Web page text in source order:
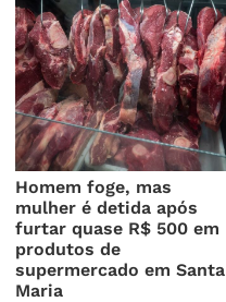
Homem foge, mas
mulher é detida após
furtar quase R$ 500 em
produtos de
supermercado em Santa
Maria